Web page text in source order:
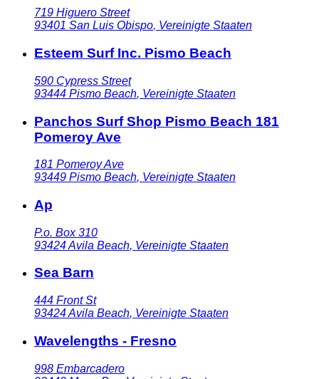
719 Higuero Street
93401 San Luis Obispo, Vereinigte Staaten
Esteem Surf Inc. Pismo Beach
590 Cypress Street
93444 Pismo Beach, Vereinigte Staaten
Panchos Surf Shop Pismo Beach 181
Pomeroy Ave
181 Pomeroy Ave
93449 Pismo Beach, Vereinigte Staaten
Ap
P.o. Box 310
93424Avila Beach, Vereinigte Staaten
Sea Barn
444 Front St
93424Avila Beach, Vereinigte Staaten
Wavelengths - Fresno
998 Embarcadero